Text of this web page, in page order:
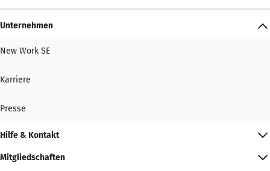
Unternehmen
New Work SE
Karriere
Presse
Hilfe & Kontakt
Mitgliedschaften